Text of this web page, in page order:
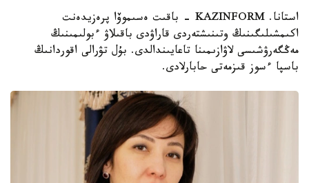
استانا. KAZINFORM - باقىت ەسىموۆا پرەزيدەنت
اكىمشىلىگىنىڭ وتىنىشتەردى قاراۋدى باقىلاۋ ءبولىمىنىڭ
مەڭگەرۋشىسى لاۋازىمىنا تاعايىندالدى. بۇل تۋرالى اقوردانىڭ
باسپا ءسوز قىزمەتى حابارلادى.